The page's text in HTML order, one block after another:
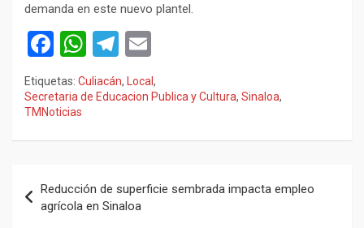
demanda en este nuevo plantel.
F
a
ce
b
o
k
W
h
at
A
p
T
el
e
a
m
ail
Etiquetas: Culiacán, Local ,
Secretaria de Educacion Publica y Cultura, Sinaloa,
TMNoticias
de
Reducción de superficie sembrada impacta empleo
agrícola en Sinaloa